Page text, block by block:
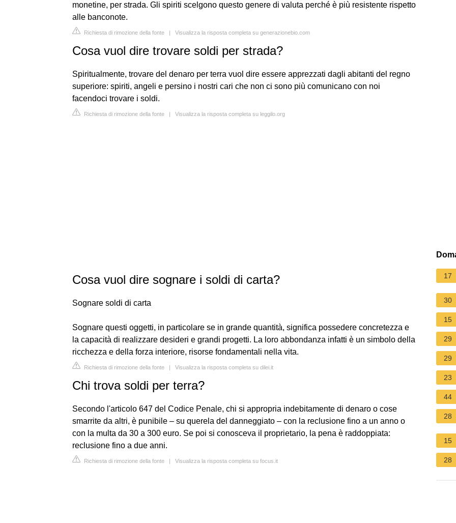
monetine, per strada. Gli spiriti scelgono questo genere di valuta perché è più resistente rispetto
alle banconote.
Richiesta di rimozione della fonte | Visualizza la risposta completa su generazionebio.com
Cosa vuol dire trovare soldi per strada?
Spiritualmente, trovare del denaro per terra vuol dire essere apprezzati dagli abitanti del regno
superiore: spiriti, angeli e persino i nostri cari che non ci sono più comunicano con noi
facendoci trovare i soldi.
Richiesta di rimozione della fonte | Visualizza la risposta completa su leggilo.org
Cosa vuol dire sognare i soldi di carta?
Sognare soldi di carta
Sognare questi oggetti, in particolare se in grande quantità, significa possedere concretezza e
la capacità di realizzare desideri e grandi progetti. La loro abbondanza infatti è un simbolo della
ricchezza e della forza interiore, risorse fondamentali nella vita.
Richiesta di rimozione della fonte | Visualizza la risposta completa su dilei.it
Chi trova soldi per terra?
Secondo l'articolo 647 del Codice Penale, chi si appropria indebitamente di denaro o cose
smarrite da altri, è punibile – su querela del danneggiato – con la reclusione fino a un anno o
con la multa da 30 a 300 euro. Se poi si conosceva il proprietario, la pena è raddoppiata:
reclusione fino a due anni.
Richiesta di rimozione della fonte | Visualizza la risposta completa su focus.it
17
30
15
29
29
23
44
28
15
28